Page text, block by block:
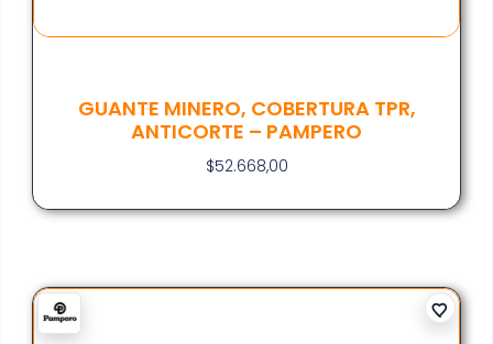
GUANTE MINERO, COBERTURA TPR,
ANTICORTE – PAMPERO
$52.668,00